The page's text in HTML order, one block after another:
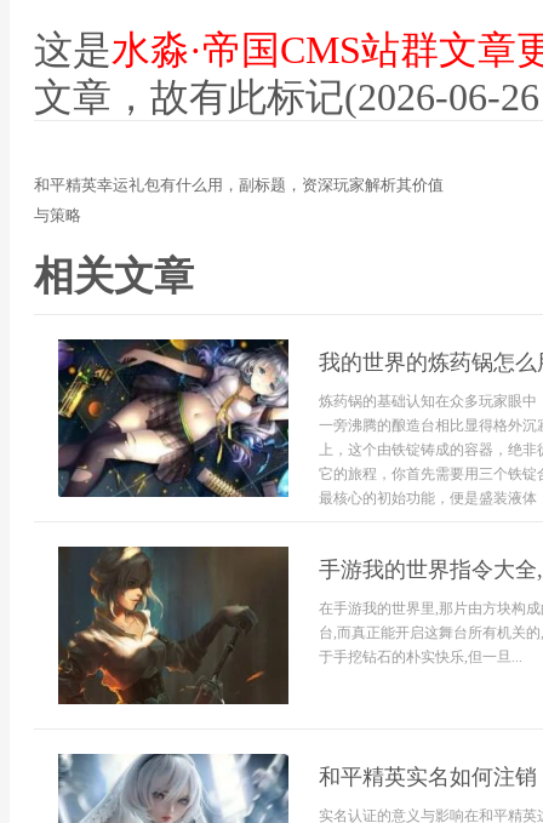
这是水淼·帝国CMS站群文章
文章，故有此标记(2026-06-
和平精英幸运礼包有什么用，副标题，资深玩家解析其价值
与策略
相关文章
我的世界的炼药锅怎
炼药锅的基础认知在众多玩家眼
一旁沸腾的酿造台相比显得格外
上，这个由铁锭铸成的容器，绝
它的旅程，你首先需要用三个铁
最核心的初始功能，便是盛装液体
手游我的世界指令大
在手游我的世界里,那片由方块构
台,而真正能开启这舞台所有机关
于手挖钻石的朴实快乐,但一旦...
和平精英实名如何注
实名认证的意义与影响在和平精